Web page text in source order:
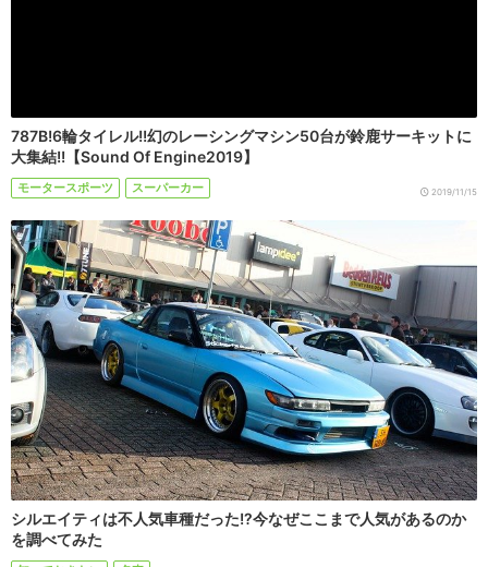
787B!6輪タイレル!!幻のレーシングマシン50台が鈴鹿サーキットに
大集結!!【Sound Of Engine2019】
モータースポーツ スーパーカー 2019/11/15
シルエイティは不人気車種だった!?今なぜここまで人気があるのか
を調べてみた